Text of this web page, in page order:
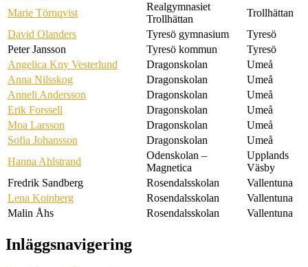
Marie Törnqvist
Realgymnasiet
Trollhättan
Trollhättan
David Olanders
Tyresö gymnasium
Tyresö
Peter Jansson
Tyresö kommun
Tyresö
Angelica Kny Vesterlund
Dragonskolan
Umeå
Anna Nilsskog
Dragonskolan
Umeå
Anneli Andersson
Dragonskolan
Umeå
Erik Forssell
Dragonskolan
Umeå
Moa Larsson
Dragonskolan
Umeå
Sofia Johansson
Dragonskolan
Umeå
Hanna Ahlstrand
Odenskolan –
Magnetica
Upplands
Väsby
Fredrik Sandberg
Rosendalsskolan
Vallentuna
Lena Koinberg
Rosendalsskolan
Vallentuna
Malin Åhs
Rosendalsskolan Vallentuna
Inläggsnavigering